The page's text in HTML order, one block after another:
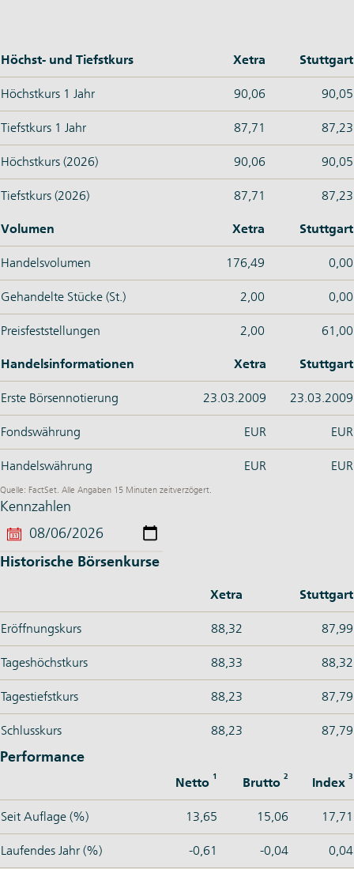
Höchst- und Tiefstkurs Xetra Stuttgart
Höchstkurs 1 Jahr 90,06 90,05
Tiefstkurs 1 Jahr 87,71 87,23
Höchstkurs (2026) 90,06 90,05
Tiefstkurs (2026) 87,71 87,23
Volumen Xetra Stuttgart
Handelsvolumen 176,49 0,00
Gehandelte Stücke (St.) 2,00 0,00
Preisfeststellungen 2,00 61,00
Handelsinformationen Xetra Stuttgart
Erste Börsennotierung 23.03.2009 23.03.2009
Fondswährung EUR EUR
Handelswährung EUR EUR
Quelle: FactSet. Alle Angaben 15 Minuten zeitverzögert.
Kennzahlen
Historische Börsenkurse
Xetra Stuttgart
Eröffnungskurs 88,32 87,99
Tageshöchstkurs 88,33 88,32
Tagestiefstkurs 88,23 87,79
Schlusskurs 88,23 87,79
Performance
Netto 1 Brutto 2 Index 3
Seit Auflage (%) 13,65 15,06 17,71
Laufendes Jahr (%) -0,61 -0,04 0,04